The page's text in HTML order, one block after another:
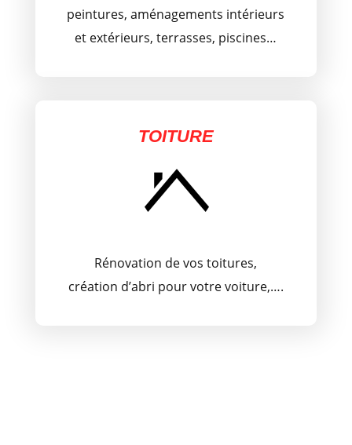
peintures, aménagements intérieurs
et extérieurs, terrasses, piscines…
TOITURE
Rénovation de vos toitures,
création d’abri pour votre voiture,….